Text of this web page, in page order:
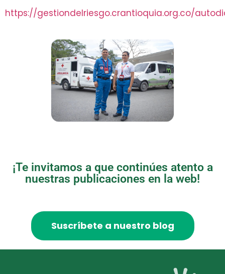
https://gestiondelriesgo.crantioquia.org.co/
¡Te invitamos a que continúes atento a
nuestras publicaciones en la web!
Suscríbete a nuestro blog